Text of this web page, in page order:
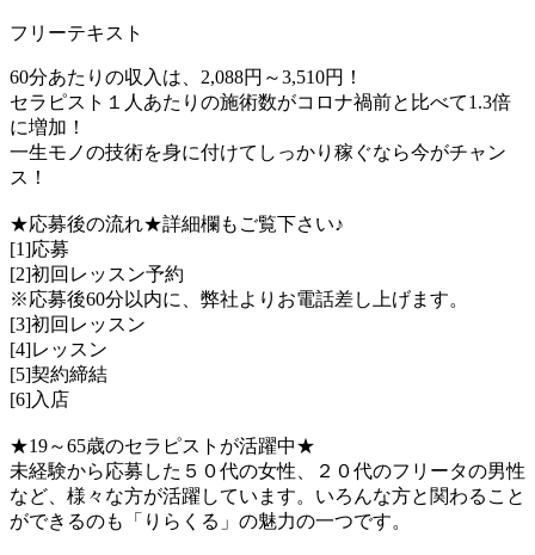
フリーテキスト
60分あたりの収入は、2,088円～3,510円！
セラピスト１人あたりの施術数がコロナ禍前と比べて1.3倍
に増加！
一生モノの技術を身に付けてしっかり稼ぐなら今がチャン
ス！
★応募後の流れ★詳細欄もご覧下さい♪
[1]応募
[2]初回レッスン予約
※応募後60分以内に、弊社よりお電話差し上げます。
[3]初回レッスン
[4]レッスン
[5]契約締結
[6]入店
★19～65歳のセラピストが活躍中★
未経験から応募した５０代の女性、２０代のフリータの男性
など、様々な方が活躍しています。いろんな方と関わること
ができるのも「りらくる」の魅力の一つです。